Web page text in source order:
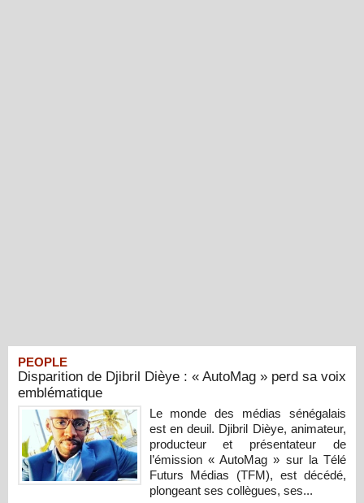
PEOPLE
Disparition de Djibril Dièye : « AutoMag » perd sa voix
emblématique
Le monde des médias sénégalais
est en deuil. Djibril Dièye, animateur,
producteur et présentateur de
l’émission « AutoMag » sur la Télé
Futurs Médias (TFM), est décédé,
plongeant ses collègues, ses...